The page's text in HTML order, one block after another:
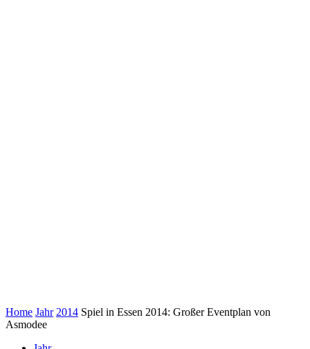
Home Jahr 2014 Spiel in Essen 2014: Großer Eventplan von
Asmodee